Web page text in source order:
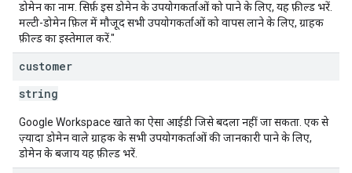
डोमेन का नाम. सिर्फ़ इस डोमेन के उपयोगकर्ताओं को पाने के लिए, यह फ़ील्ड भरें.
मल्टी-डोमेन फ़िल में मौजूद सभी उपयोगकर्ताओं को वापस लाने के लिए, ग्राहक
फ़ील्ड का इस्तेमाल करें."
customer
string
Google Workspace खाते का ऐसा आईडी जिसे बदला नहीं जा सकता. एक से
ज़्यादा डोमेन वाले ग्राहक के सभी उपयोगकर्ताओं की जानकारी पाने के लिए,
डोमेन के बजाय यह फ़ील्ड भरें.